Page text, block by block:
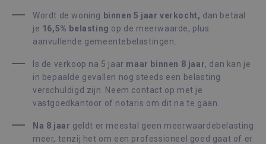
Wordt de woning binnen 5 jaar verkocht, dan betaal
je 16,5% belasting op de meerwaarde, plus
aanvullende gemeentebelastingen.
Is de verkoop na 5 jaar maar binnen 8 jaar, dan kan je
in bepaalde gevallen nog steeds een belasting
verschuldigd zijn. Neem contact op met je
vastgoedkantoor of notaris om dit na te gaan.
Na 8 jaar geldt er meestal geen meerwaardebelasting
meer, tenzij het om een professioneel goed gaat of er